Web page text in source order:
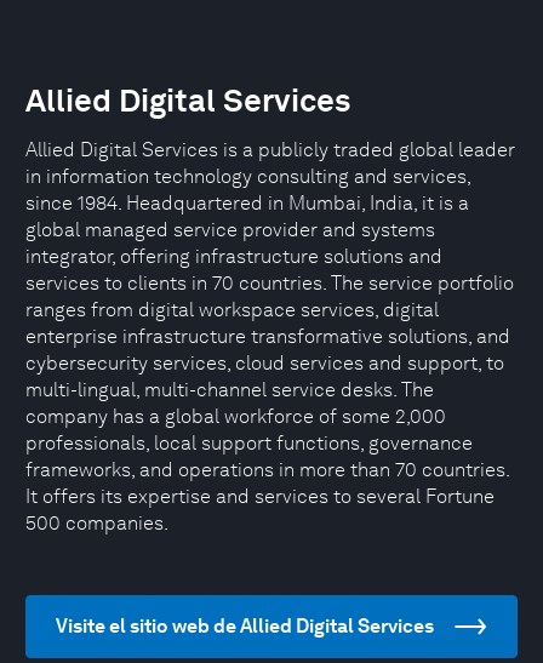
Allied Digital Services
Allied Digital Services is a publicly traded global leader
in information technology consulting and services,
since 1984. Headquartered in Mumbai, India, it is a
global managed service provider and systems
integrator, offering infrastructure solutions and
services to clients in 70 countries. The service portfolio
ranges from digital workspace services, digital
enterprise infrastructure transformative solutions, and
cybersecurity services, cloud services and support, to
multi-lingual, multi-channel service desks. The
company has a global workforce of some 2,000
professionals, local support functions, governance
frameworks, and operations in more than 70 countries.
It offers its expertise and services to several Fortune
500 companies.
Visite el sitio web de Allied Digital Services